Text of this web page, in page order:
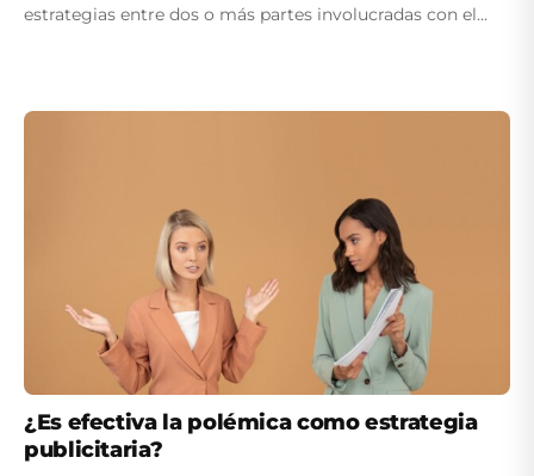
estrategias entre dos o más partes involucradas con el...
¿Es efectiva la polémica como estrategia
publicitaria?